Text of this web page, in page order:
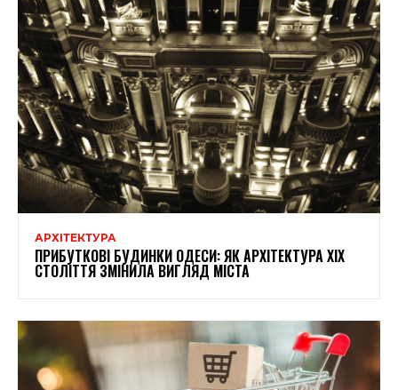
АРХІТЕКТУРА
ПРИБУТКОВІ БУДИНКИ ОДЕСИ: ЯК АРХІТЕКТУРА XIX
СТОЛІТТЯ ЗМІНИЛА ВИГЛЯД МІСТА